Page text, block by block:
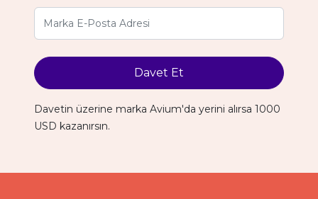
Davet Et
Davetin üzerine marka Avium'da yerini alırsa 1000
USD kazanırsın.